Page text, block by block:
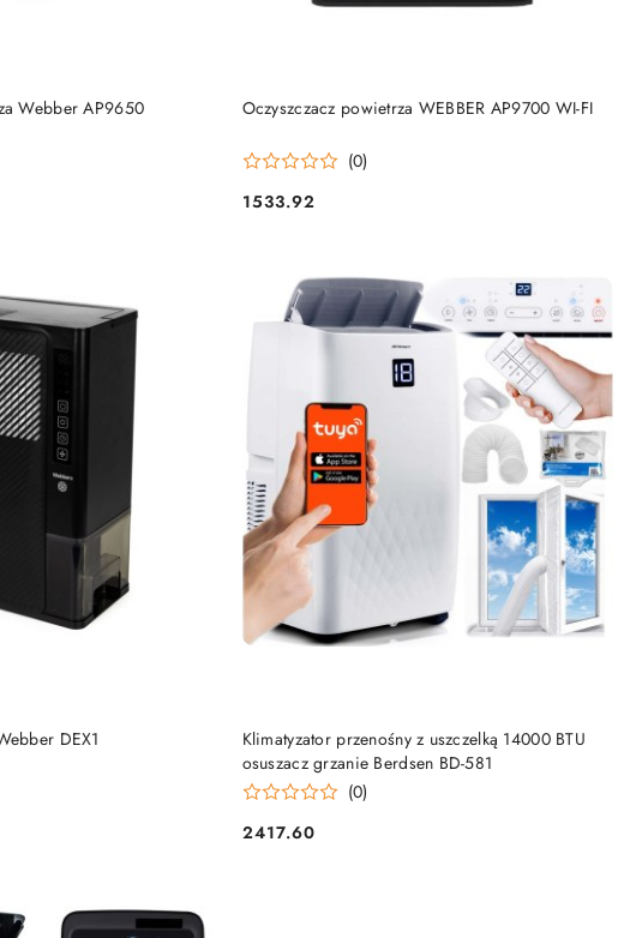
Webber AP9650
DO KOSZYKA Oczyszczacz powietrza WEBBER AP9700 WI-FI
(0)
Cena:
1533.92
DO KOSZYKA
DEX1
KOSZYKA
Klimatyzator przenośny z uszczelką 14000 BTU
osuszacz grzanie Berdsen BD-581
(0)
Cena:
2417.60
PRODUKT NIEDOSTĘPNY